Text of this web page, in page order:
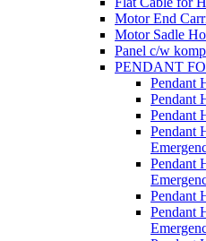
Motor End
Motor Sadle
Panel c/w
PENDANT
Pendant
Pendant
Pendant
Pendant
Pendant
Pendant
Pendant